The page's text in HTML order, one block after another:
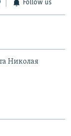
Follow us
Николая